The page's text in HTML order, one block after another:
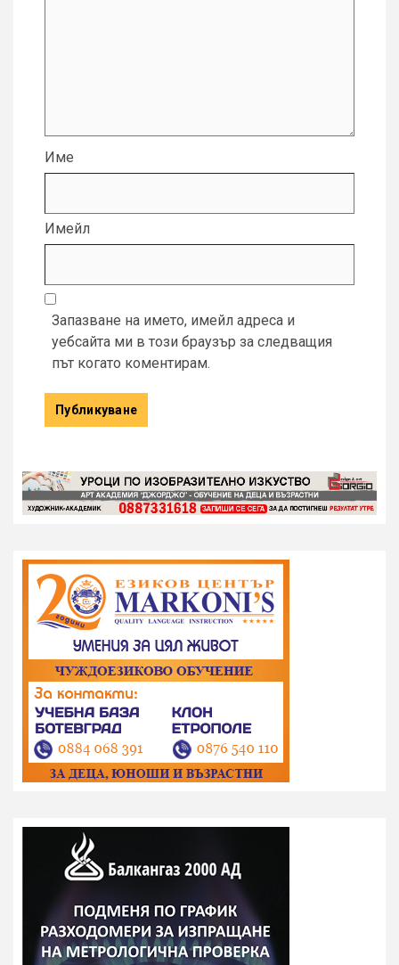
Име
Имейл
Запазване на името, имейл адреса и
уебсайта ми в този браузър за следващия
път когато коментирам.